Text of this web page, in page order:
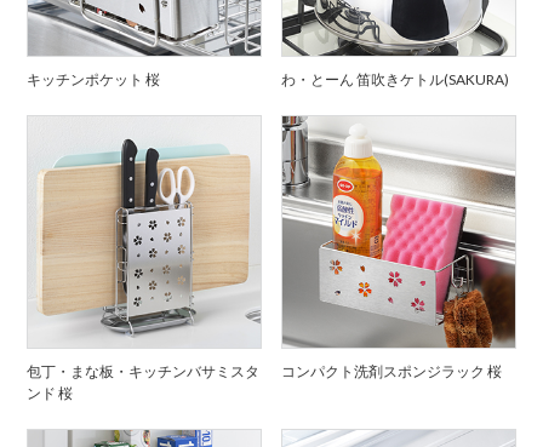
キッチンポケット 桜 わ・とーん 笛吹きケトル(SAKURA)
包丁・まな板・キッチンバサミスタ
ンド 桜
コンパクト洗剤スポンジラック 桜